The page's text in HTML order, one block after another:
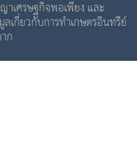
าเศรษฐกิจพอเพียง และ
เกี่ยวกับการทำเกษตรอินทรีย์
ก